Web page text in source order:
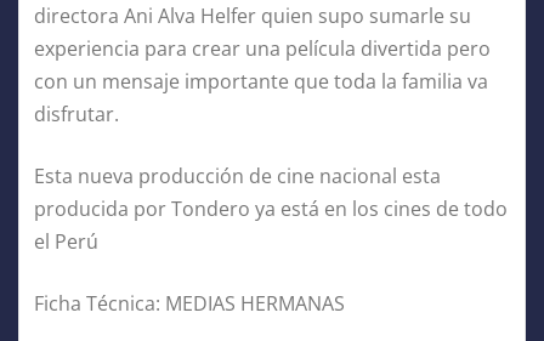
directora Ani Alva Helfer quien supo sumarle su
experiencia para crear una película divertida pero
con un mensaje importante que toda la familia va
disfrutar.
Esta nueva producción de cine nacional esta
producida por Tondero ya está en los cines de todo
el Perú
Ficha Técnica: MEDIAS HERMANAS